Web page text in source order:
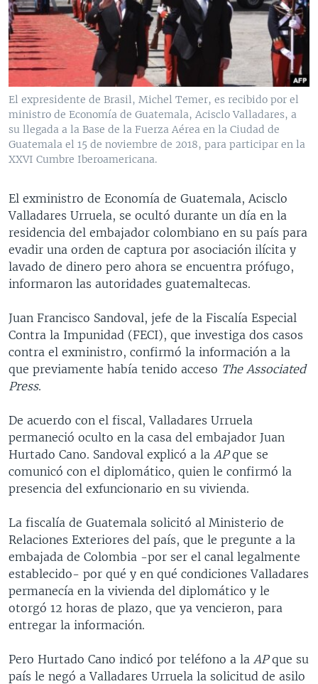
VENEZUELA
BRASIL
NICARAGUA
ECONOMÍA
ENTRETENIMIENTO Y CULTURA
TECNOLOGÍA
DEPORTES
CIENCIA Y SALUD
MULTIMEDIA
VIDEOS
FOTOGRAFÍA
AUDIOS
PROGRAMAS TV
EL MUNDO AL DÍA
FORO INTERAMERICANO
VISIÓN 360
LAS CLAVES
PANORAMA
RADIO
AVANCE INFORMATIVO
AUDIONOTICIAS
BUENOS DÍAS AMÉRICA
ESTADOS UNIDOS AL DÍA
EL MUNDO AL DÍA [RADIO]
FORO [RADIO]
DEPORTIVO INTERNACIONAL
NOTA ECONÓMICA
DIRECT
DOCUMENTALES DE LA VOA
Learning English
El expresidente de Brasil, Michel Temer, es recibido por el
ministro de Economía de Guatemala, Acisclo Valladares, a
su llegada a la Base de la Fuerza Aérea en la Ciudad de
Guatemala el 15 de noviembre de 2018, para participar en la
XXVI Cumbre Iberoamericana.
El exministro de Economía de Guatemala, Acisclo
Valladares Urruela, se ocultó durante un día en la
residencia del embajador colombiano en su país para
evadir una orden de captura por asociación ilícita y
lavado de dinero pero ahora se encuentra prófugo,
informaron las autoridades guatemaltecas.
Juan Francisco Sandoval, jefe de la Fiscalía Especial
Contra la Impunidad (FECI), que investiga dos casos
contra el exministro, confirmó la información a la
que previamente había tenido acceso The Associated
Press.
De acuerdo con el fiscal, Valladares Urruela
permaneció oculto en la casa del embajador Juan
Hurtado Cano. Sandoval explicó a la APque se
comunicó con el diplomático, quien le confirmó la
presencia del exfuncionario en su vivienda.
La fiscalía de Guatemala solicitó al Ministerio de
Relaciones Exteriores del país, que le pregunte a la
embajada de Colombia -por ser el canal legalmente
establecido- por qué y en qué condiciones Valladares
permanecía en la vivienda del diplomático y le
otorgó 12 horas de plazo, que ya vencieron, para
entregar la información.
Pero Hurtado Cano indicó por teléfono a la APque su
país le negó a Valladares Urruela la solicitud de asilo